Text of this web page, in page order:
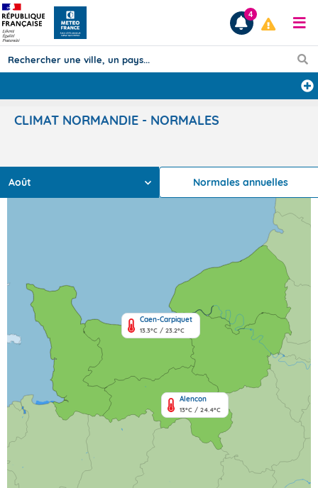
Prévisions
Articles
4
CLIMAT NORMANDIE - NORMALES
Août Normales annuelles
Caen-Carpiquet
13.3°C / 23.2°C
Alencon
13°C / 24.4°C